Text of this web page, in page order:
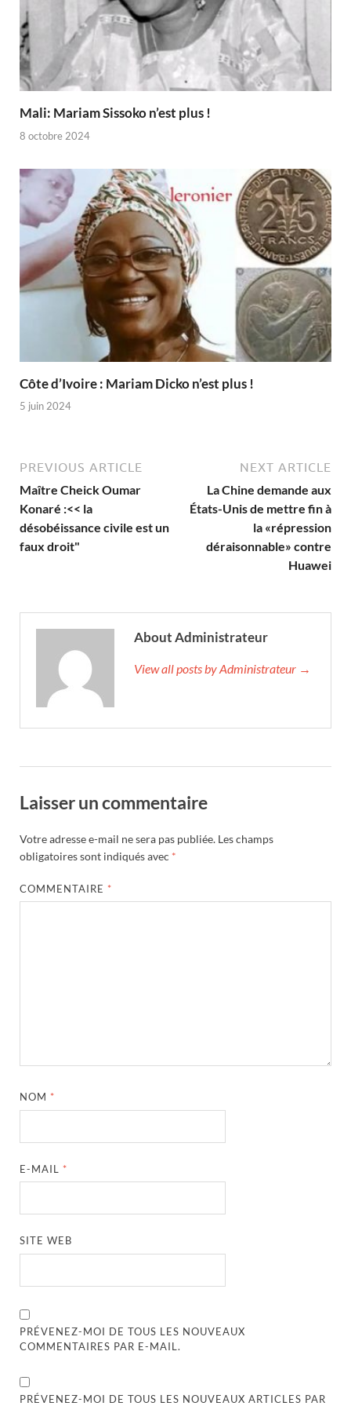
Mali: Mariam Sissoko n’est plus !
8 octobre 2024
Côte d’Ivoire : Mariam Dicko n’est plus !
5 juin 2024
PREVIOUS ARTICLE
Maître Cheick Oumar
Konaré :<< la
désobéissance civile est un
faux droit"
NEXT ARTICLE
La Chine demande aux
États-Unis de mettre fin à
la «répression
déraisonnable» contre
Huawei
About Administrateur
View all posts by Administrateur →
Laisser un commentaire
Votre adresse e-mail ne sera pas publiée. Les champs
obligatoires sont indiqués avec *
COMMENTAIRE *
NOM *
E-MAIL *
SITE WEB
PRÉVENEZ-MOI DE TOUS LES NOUVEAUX
COMMENTAIRES PAR E-MAIL.
PRÉVENEZ-MOI DE TOUS LES NOUVEAUX ARTICLES PAR